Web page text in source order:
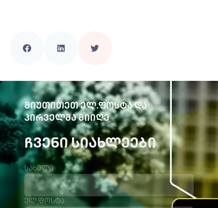
ᲛᲘᲣᲗᲘᲗᲔᲗ ᲔᲚ.ᲤᲝᲡᲢᲐ ᲓᲐ
ᲞᲘᲠᲕᲔᲚᲛᲐ ᲛᲘᲘᲦᲔ
ᲩᲕᲔᲜᲘ ᲡᲘᲐᲮᲚᲔᲔᲑᲘ
სახელი
ელ.ფოსტა